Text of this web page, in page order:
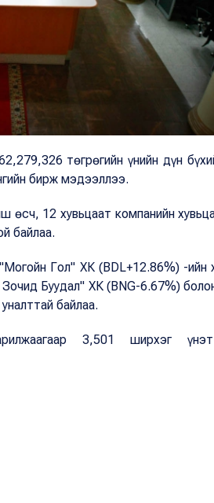
төгрөгийн үнийн дүн
бирж мэдээллээ.
өсч, 12 хувьцаат компанийн
байлаа.
Гол" ХК (BDL+12.86%) -ийн
Буудал" ХК (BNG-6.67%)
байлаа.
3,501 ширхэг